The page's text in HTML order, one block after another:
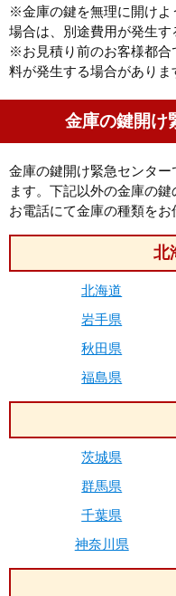
※金庫の鍵を無理に開けよ
場合は、別途費用が発生す
※お見積り前のお客様都合
料が発生する場合がありま
金庫の鍵開け
金庫の鍵開け緊急センタ
ます。下記以外の金庫の鍵
お電話にて金庫の種類をお
北
北海道
岩手県
秋田県
福島県
茨城県
群馬県
千葉県
神奈川県